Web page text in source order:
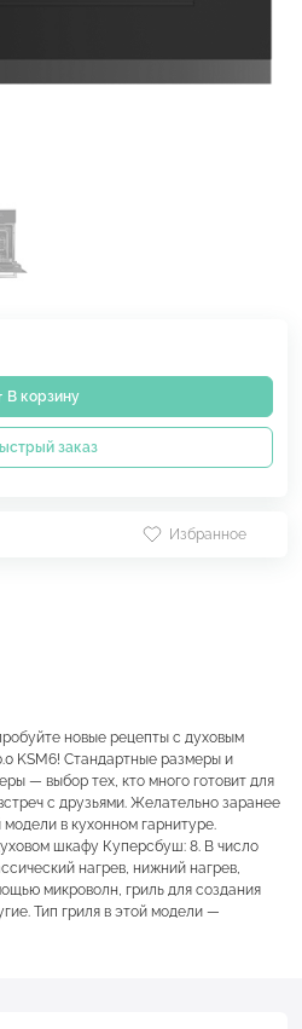
В корзину
заказ
Избранное
новые рецепты с духовым
KSM6! Стандартные размеры и
— выбор тех, кто много готовит для
с друзьями. Желательно заранее
в кухонном гарнитуре.
шкафу Куперсбуш: 8. В число
нагрев, нижний нагрев,
микроволн, гриль для создания
Тип гриля в этой модели —